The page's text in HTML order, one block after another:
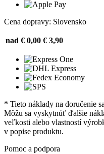
Cena dopravy: Slovensko
nad € 0,00 € 3,90
* Tieto náklady na doručenie
Môžu sa vyskytnúť ďalšie
veľkosti alebo vlastností
v popise produktu.
Pomoc a podpora